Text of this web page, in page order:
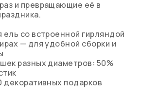
и превращающие её в
со встроенной гирляндой
— для удобной сборки и
разных диаметров: 50%
подарков